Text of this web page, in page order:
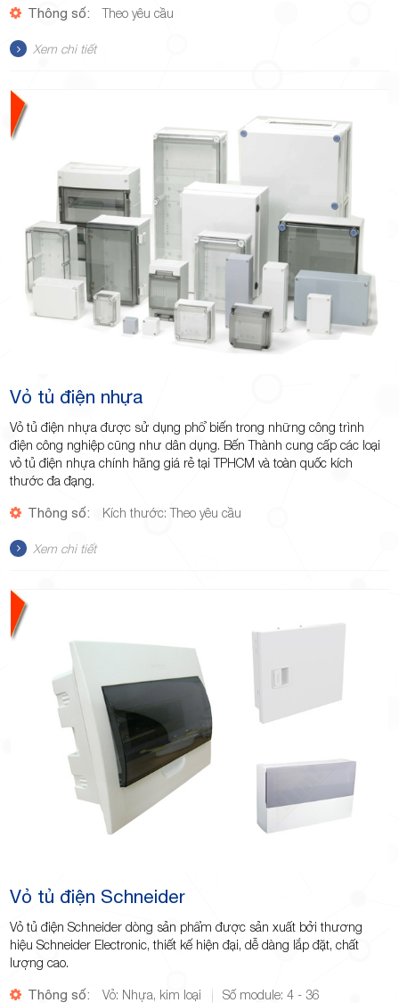
Thông số: Theo yêu cầu
Xem chi tiết
Vỏ tủ điện nhựa
Vỏ tủ điện nhựa được sử dụng phổ biến trong những công trình
điện công nghiệp cũng như dân dụng. Bến Thành cung cấp các loại
vỏ tủ điện nhựa chính hãng giá rẻ tại TPHCM và toàn quốc kích
thước đa đạng.
Thông số: Kích thước: Theo yêu cầu
Xem chi tiết
Vỏ tủ điện Schneider
Vỏ tủ điện Schneider dòng sản phẩm được sản xuất bởi thương
hiệu Schneider Electronic, thiết kế hiện đại, dễ dàng lắp đặt, chất
lượng cao.
Thông số: Vỏ: Nhựa, kim loại Số module: 4 - 36